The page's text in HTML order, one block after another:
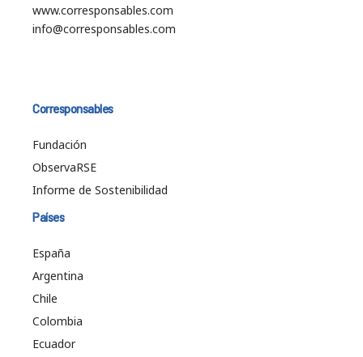
www.corresponsables.com
info@corresponsables.com
Corresponsables
Fundación
ObservaRSE
Informe de Sostenibilidad
Países
España
Argentina
Chile
Colombia
Ecuador